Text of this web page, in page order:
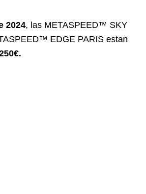
2024, las METASPEED™ SKY
EDGE PARIS estan